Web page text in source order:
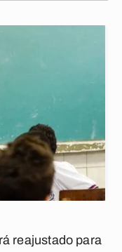
reajustado para